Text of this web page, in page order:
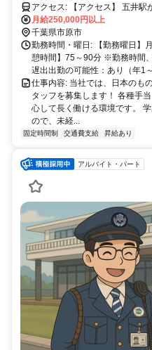
環境」が自慢です！
アクセス: 【アクセス】 五井駅から車で約8分 ・車通勤OK（マイカー
通勤OK） ・自転車通勤OK ・現場によ
し、社用車で現場に向かいま
則る
月給250,000円以上
千葉県市原市
勤務時間・曜日: 【勤務曜日】
憩時間】75～90分 ※勤務時間
遅出出勤の可能性：あり（年1
仕事内容: 当社では、日本のも
タッフを募集します！ 各種手
心して長く働ける環境です。
ので、未経...
固定時間制 交通費支給 昇給あり
アルバイト・パート